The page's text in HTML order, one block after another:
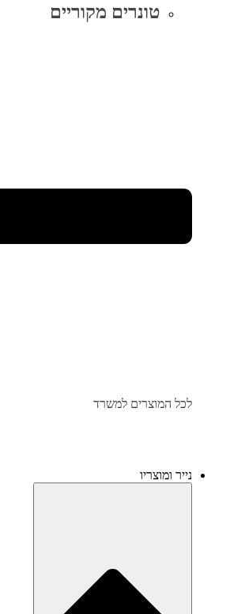
טונרים מקוריים
לכל המוצרים למשרד
נייר ומוצריו